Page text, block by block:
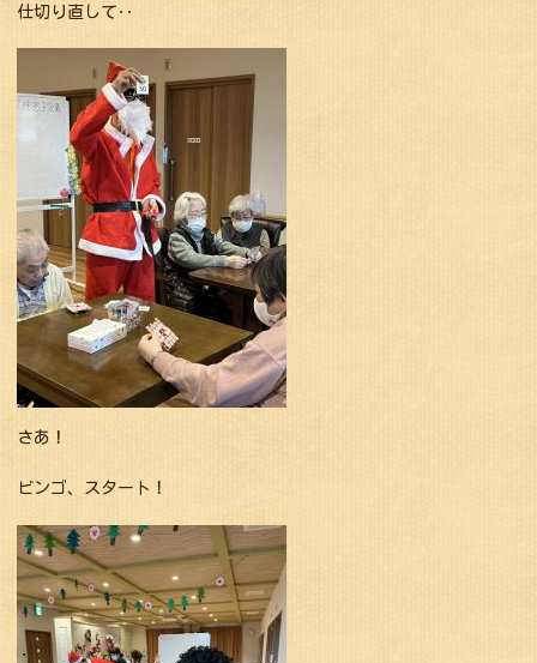
仕切り直して‥
さあ！
ビンゴ、スタート！